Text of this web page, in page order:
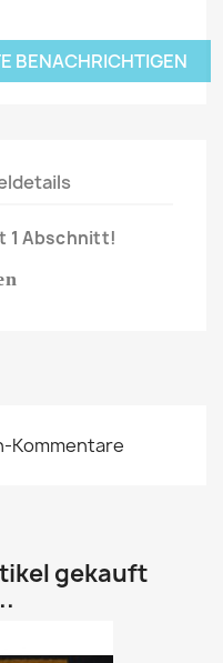
BENACHRICHTIGEN
1 Abschnitt!
Kommentare
gekauft